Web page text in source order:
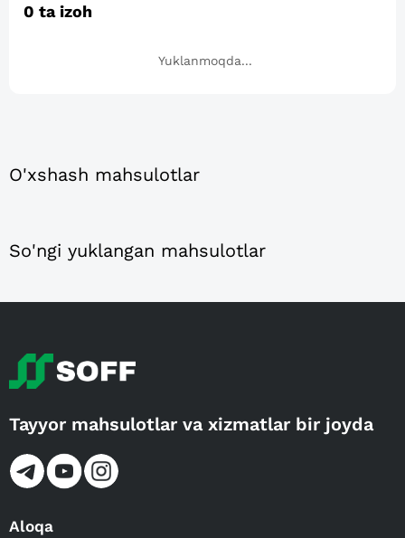
0 ta izoh
Yuklanmoqda...
O'xshash mahsulotlar
So'ngi yuklangan mahsulotlar
Tayyor mahsulotlar va xizmatlar bir joyda
Aloqa